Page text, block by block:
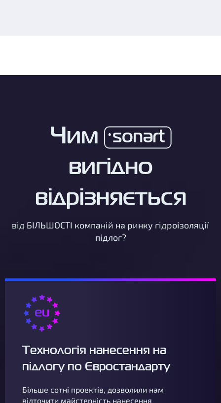
Чим
вигідно
відрізняється
від БІЛЬШОСТІ компаній на ринку гідроізоляції
підлог?
Технологія нанесення на
підлогу по Євростандарту
Більше сотні проектів, дозволили нам
відточити майстерність нанесення